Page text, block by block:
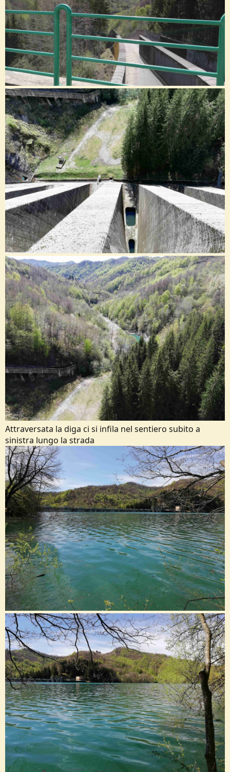
Attraversata la diga ci si infila nel sentiero subito a
sinistra lungo la strada